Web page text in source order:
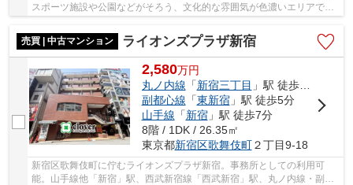
スポーツ施設や公園などがそろう、文化的な雰囲気が色濃いエリアで
す。幹線道路からも距離があり、閑静な住宅地が...
売買 | 中古マンション
ライオンズプラザ新宿
2,580万円
丸ノ内線 「新宿三丁目 」駅 徒歩5分
副都心線 「東新宿」駅 徒歩5分
山手線 「新宿」駅 徒歩7分
8階 / 1DK / 26.35㎡
東京都新宿区歌舞伎町２丁目9-18
新宿区歌舞伎町に佇むライオンズプラザ新宿。事務所としての利用可
能。山手線他「新宿」駅、西武新宿線「西武新宿」駅、丸ノ内線・副都